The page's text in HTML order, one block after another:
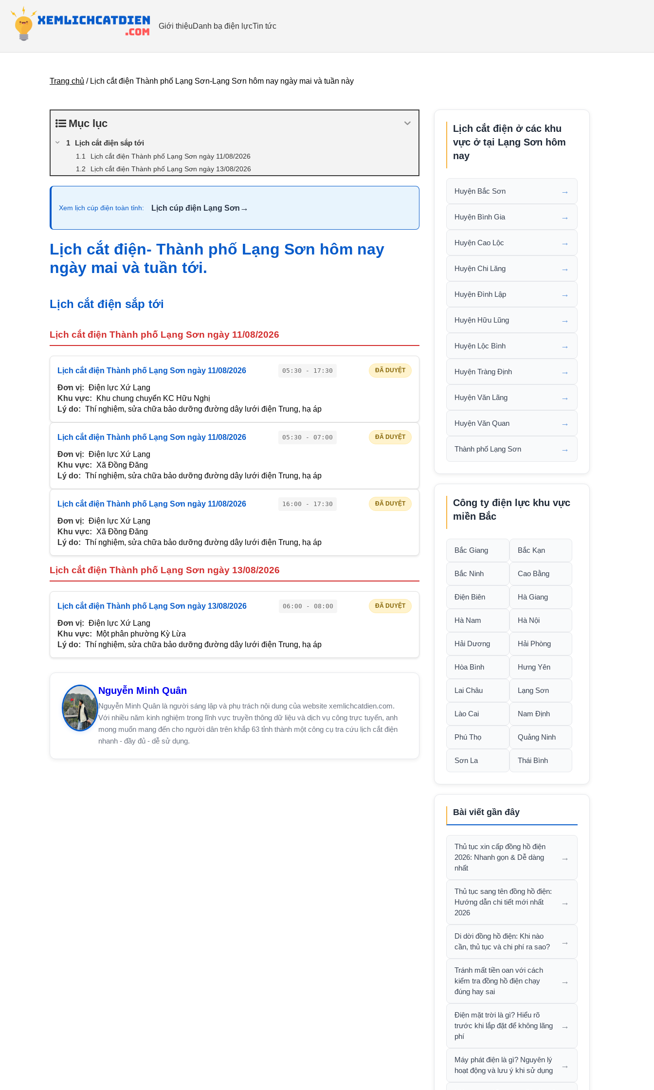
Giới thiệuDanh bạ điện lựcTin tức
Trang chủ / Lịch cắt điện Thành phố Lạng Sơn-Lạng Sơn hôm nay ngày mai và tuần này
Mục lục
Lịch cắt điện sắp tới
Lịch cắt điện Thành phố Lạng Sơn ngày 11/08/2026
Lịch cắt điện Thành phố Lạng Sơn ngày 13/08/2026
Xem lịch cúp điện toàn tỉnh: Lịch cúp điện Lạng Sơn →
Lịch cắt điện- Thành phố Lạng Sơn hôm nay
ngày mai và tuần tới.
Lịch cắt điện sắp tới
Lịch cắt điện Thành phố Lạng Sơn ngày 11/08/2026
Lịch cắt điện Thành phố Lạng Sơn ngày 11/08/2026 05:30 - 17:30 ĐÃ DUYỆT
Đơn vị: Điện lực Xứ Lạng
Khu vực:
Khu chung chuyển KC Hữu Nghị
Lý do: Thí nghiệm, sửa chữa bảo dưỡng đường dây lưới điện Trung, hạ áp
Lịch cắt điện Thành phố Lạng Sơn ngày 11/08/2026 05:30 - 07:00 ĐÃ DUYỆT
Đơn vị: Điện lực Xứ Lạng
Khu vực: Xã Đồng Đăng
Lý do: Thí nghiệm, sửa chữa bảo dưỡng đường dây lưới điện Trung, hạ áp
Lịch cắt điện Thành phố Lạng Sơn ngày 11/08/2026 16:00 - 17:30 ĐÃ DUYỆT
Đơn vị: Điện lực Xứ Lạng
Khu vực: Xã Đồng Đăng
Lý do: Thí nghiệm, sửa chữa bảo dưỡng đường dây lưới điện Trung, hạ áp
Lịch cắt điện Thành phố Lạng Sơn ngày 13/08/2026
Lịch cắt điện Thành phố Lạng Sơn ngày 13/08/2026 06:00 - 08:00 ĐÃ DUYỆT
Đơn vị: Điện lực Xứ Lạng
Khu vực:
Một phân phường Kỳ Lừa
Lý do: Thí nghiệm, sửa chữa bảo dưỡng đường dây lưới điện Trung, hạ áp
Nguyễn Minh Quân
Nguyễn Minh Quân là người sáng lập và phụ trách nội dung của website xemlichcatdien.com.
Với nhiều năm kinh nghiệm trong lĩnh vực truyền thông dữ liệu và dịch vụ công trực tuyến, anh
mong muốn mang đến cho người dân trên khắp 63 tỉnh thành một công cụ tra cứu lịch cắt điện
nhanh - đầy đủ - dễ sử dụng.
Lịch cắt điện ở các khu
vực ở tại Lạng Sơn hôm
nay
Huyện Bắc Sơn →
Huyện Bình Gia →
Huyện Cao Lộc →
Huyện Chi Lăng →
Huyện Đình Lập →
Huyện Hữu Lũng →
Huyện Lộc Bình →
Huyện Tràng Định →
Huyện Văn Lãng →
Huyện Văn Quan →
Thành phố Lạng Sơn →
Công ty điện lực khu vực
miền Bắc
Bắc Giang Bắc Kạn
Bắc Ninh Cao Bằng
Điện Biên Hà Giang
Hà Nam Hà Nội
Hải Dương Hải Phòng
Hòa Bình Hưng Yên
Lai Châu Lạng Sơn
Lào Cai Nam Định
Phú Thọ Quảng Ninh
Sơn La Thái Bình
Bài viết gần đây
Thủ tục xin cấp đồng hồ điện
2026: Nhanh gọn & Dễ dàng
nhất
→
Thủ tục sang tên đồng hồ điện:
Hướng dẫn chi tiết mới nhất
2026
→
Di dời đồng hồ điện: Khi nào
cần, thủ tục và chi phí ra sao?
→
Tránh mất tiền oan với cách
kiểm tra đồng hồ điện chạy
đúng hay sai
→
Điện mặt trời là gì? Hiểu rõ
trước khi lắp đặt để không lãng
phí
→
Máy phát điện là gì? Nguyên lý
hoạt động và lưu ý khi sử dụng
→